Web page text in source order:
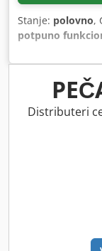
Stanje: polovno,
potpuno
Distributeri